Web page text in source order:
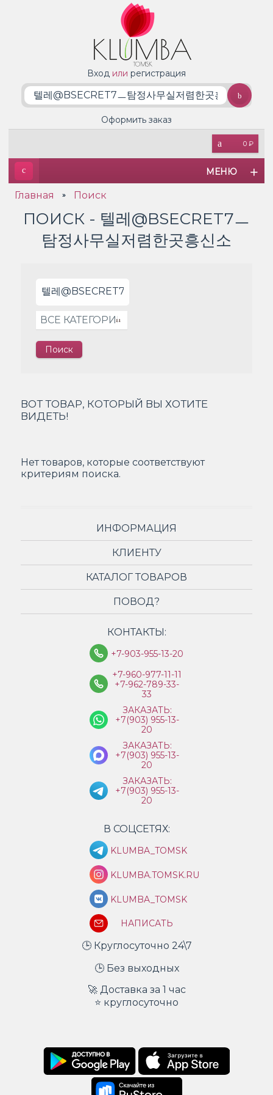
Вход или регистрация
0 ₽
Оформить заказ
МЕНЮ
Главная » Поиск
ПОИСК - 텔레@BSECRET7ㅡ
탐정사무실저렴한곳흥신소
ВОТ ТОВАР, КОТОРЫЙ ВЫ ХОТИТЕ
ВИДЕТЬ!
Нет товаров, которые соответствуют
критериям поиска.
ИНФОРМАЦИЯ
КЛИЕНТУ
КАТАЛОГ ТОВАРОВ
ПОВОД?
КОНТАКТЫ:
+7-903-955-13-20
+7-960-977-11-11
+7-962-789-33-
33
ЗАКАЗАТЬ:
+7(903) 955-13-
20
ЗАКАЗАТЬ:
+7(903) 955-13-
20
ЗАКАЗАТЬ:
+7(903) 955-13-
20
В СОЦСЕТЯХ:
KLUMBA_TOMSK
KLUMBA.TOMSK.RU
KLUMBA_TOMSK
НАПИСАТЬ
🕒 Круглосуточно 24\7
🕒 Без выходных
🚀 Доставка за 1 час
⭐ круглосуточно